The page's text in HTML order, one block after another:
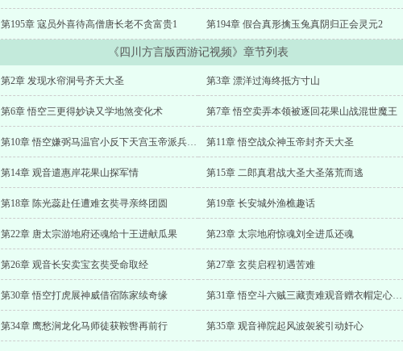
第195章 寇员外喜待高僧唐长老不贪富贵1 第194章 假合真形擒玉兔真阴归正会灵元2
《四川方言版西游记视频》章节列表
第2章 发现水帘洞号齐天大圣 第3章 漂洋过海终抵方寸山
第6章 悟空三更得妙诀又学地煞变化术 第7章 悟空卖弄本领被逐回花果山战混世魔王
第10章 悟空嫌弼马温官小反下天宫玉帝派兵擒拿 第11章 悟空战众神玉帝封齐天大圣
第14章 观音遣惠岸花果山探军情 第15章 二郎真君战大圣大圣落荒而逃
第18章 陈光蕊赴任遭难玄奘寻亲终团圆 第19章 长安城外渔樵趣话
第22章 唐太宗游地府还魂给十王进献瓜果 第23章 太宗地府惊魂刘全进瓜还魂
第26章 观音长安卖宝玄奘受命取经 第27章 玄奘启程初遇苦难
第30章 悟空打虎展神威借宿陈家续奇缘 第31章 悟空斗六贼三藏责难观音赠衣帽定心真言
第34章 鹰愁涧龙化马师徒获鞍辔再前行 第35章 观音禅院起风波袈裟引动奸心